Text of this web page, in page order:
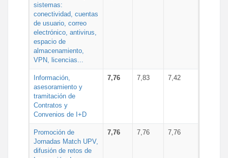
sistemas:
conectividad, cuentas
de usuario, correo
electrónico, antivirus,
espacio de
almacenamiento,
VPN, licencias...
Información,
asesoramiento y
tramitación de
Contratos y
Convenios de I+D
7,76 7,83 7,42
Promoción de
Jornadas Match UPV,
difusión de retos de
7,76 7,76 7,76